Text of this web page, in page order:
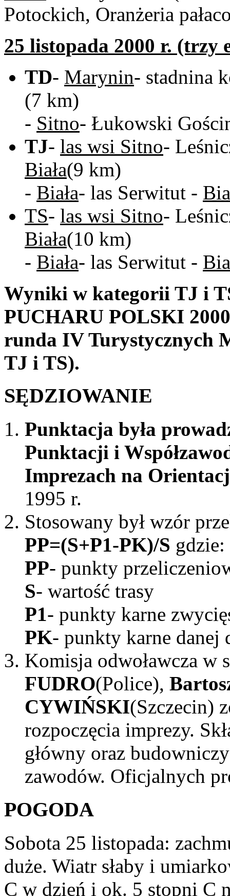
Potockich, Oranżeria
25 listopada 2000 r.
TD- Marynin- stadnina
(7 km)
- Sitno- Łukowski
TJ- las wsi Sitno-
Biała(9 km)
- Biała- las Serwitut -
TS- las wsi Sitno-
Biała(10 km)
- Biała- las Serwitut -
Wyniki w kategorii TJ i
PUCHARU POLSKI
runda IV Turystycznych
TJ i TS).
SĘDZIOWANIE
Punktacja była
Punktacji i
Imprezach na
1995 r.
Stosowany był wzór
PP=(S+P1-PK)/S gdzie:
PP- punkty
S- wartość trasy
P1- punkty karne
PK- punkty karne danej
Komisja odwoławcza w
FUDRO(Police),
CYWIŃSKI(Szczecin)
rozpoczęcia imprezy.
główny oraz
zawodów. Oficjalnych
POGODA
Sobota 25 listopada:
duże. Wiatr słaby i
C w dzień i ok. 5 stopni C